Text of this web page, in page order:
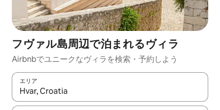
フヴァル島周辺で泊まれるヴィラ
Airbnbでユニークなヴィラを検索・予約しよう
エリア
検索結果が表示されたら、上下の矢印キーを使って移動するか